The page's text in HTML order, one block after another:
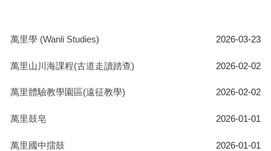
公開授課
處室表單區
萬里學 (Wanli Studies) 2026-03-23
萬里山川海課程(古道走讀踏查) 2026-02-02
萬里體驗教學園區(遠征教學) 2026-02-02
萬里鼓皂 2026-01-01
萬里國中擂鼓 2026-01-01